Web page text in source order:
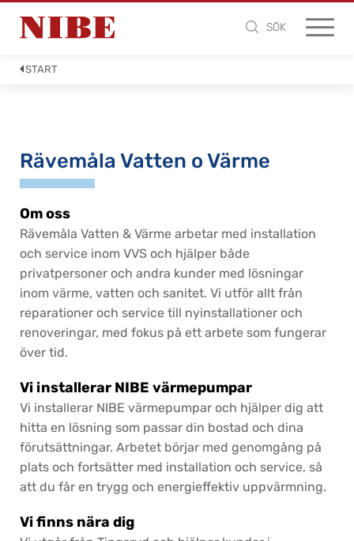
SÖK
START
Rävemåla Vatten o Värme
Om oss
Rävemåla Vatten & Värme arbetar med installation
och service inom VVS och hjälper både
privatpersoner och andra kunder med lösningar
inom värme, vatten och sanitet. Vi utför allt från
reparationer och service till nyinstallationer och
renoveringar, med fokus på ett arbete som fungerar
över tid.
Vi installerar NIBE värmepumpar
Vi installerar NIBE värmepumpar och hjälper dig att
hitta en lösning som passar din bostad och dina
förutsättningar. Arbetet börjar med genomgång på
plats och fortsätter med installation och service, så
att du får en trygg och energieffektiv uppvärmning.
Vi finns nära dig